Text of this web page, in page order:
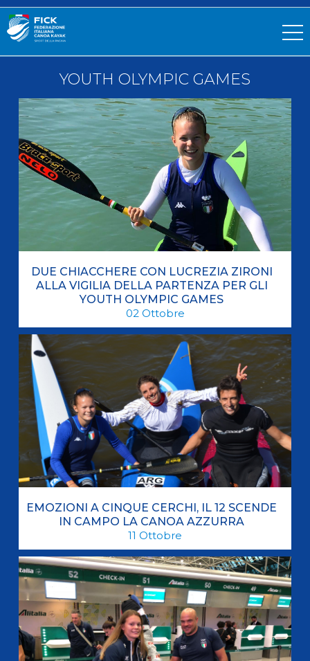
YOUTH OLYMPIC GAMES
DUE CHIACCHERE CON LUCREZIA ZIRONI
ALLA VIGILIA DELLA PARTENZA PER GLI
YOUTH OLYMPIC GAMES
02 Ottobre
EMOZIONI A CINQUE CERCHI, IL 12 SCENDE
IN CAMPO LA CANOA AZZURRA
11 Ottobre